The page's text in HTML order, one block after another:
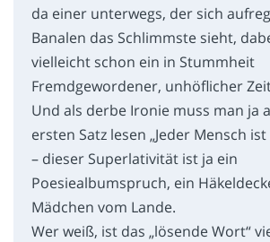
da einer unterwegs, der sich
Banalen das Schlimmste sieht,
vielleicht schon ein in Stummheit
Fremdgewordener, unhöflicher
Und als derbe Ironie muss man ja
ersten Satz lesen „Jeder Mensch
– dieser Superlativität ist ja ein
Poesiealbumspruch, ein
Mädchen vom Lande.
Wer weiß, ist das „lösende Wort“